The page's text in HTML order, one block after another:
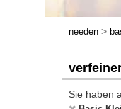
needen >
Sie haben